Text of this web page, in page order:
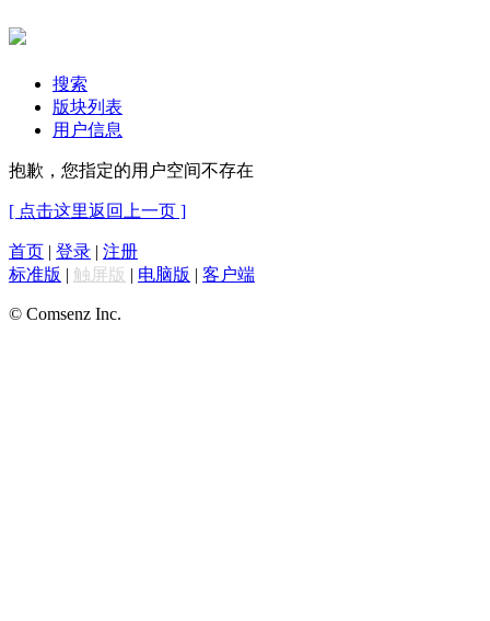
搜索
版块列表
用户信息
抱歉，您指定的用户空间不存在
[ 点击这里返回上一页 ]
首页 | 登录 | 注册
标准版 | 触屏版 | 电脑版 | 客户端
© Comsenz Inc.